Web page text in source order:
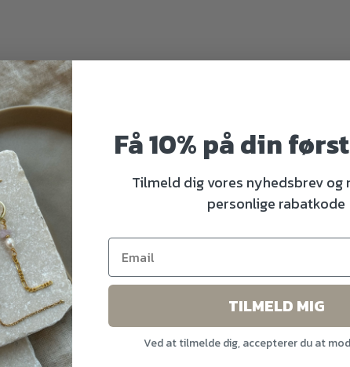
Få 10% på din
Tilmeld dig vores nyhedsbrev og
personlige rabatkode
TILMELD MIG
Ved at tilmelde dig, accepterer du at